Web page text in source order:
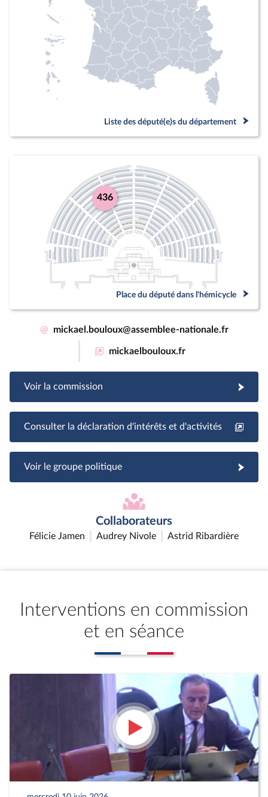
Liste des député(e)s du département
436
Place du député dans l'hémicycle
@ mickael.bouloux@assemblee-nationale.fr
mickaelbouloux.fr
Voir la commission
Consulter la déclaration d'intérêts et d'activités
Voir le groupe politique
Collaborateurs
Félicie Jamen Audrey Nivole Astrid Ribardière
Interventions en commission
et en séance